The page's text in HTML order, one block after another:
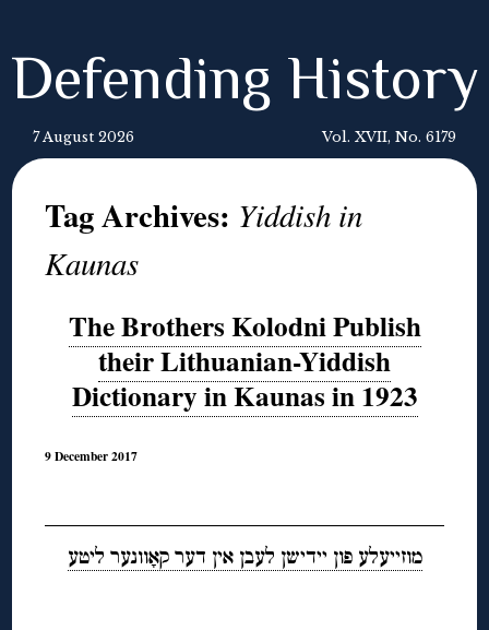
Defending History
7 August 2026 Vol. XVII, No. 6179
Tag Archives: Yiddish in
Kaunas
The Brothers Kolodni Publish
their Lithuanian-Yiddish
Dictionary in Kaunas in 1923
9 December 2017
מוזייעלע פון יידישן לעבן אין דער קאָוונער ליטע